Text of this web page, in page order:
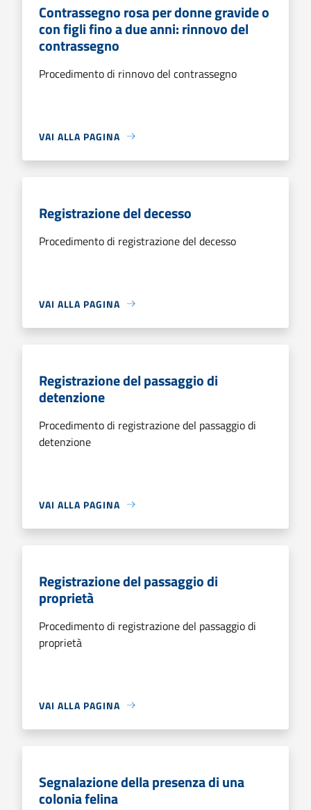
Contrassegno rosa per donne gravide o
con figli fino a due anni: rinnovo del
contrassegno
Procedimento di rinnovo del contrassegno
VAI ALLA PAGINA
Registrazione del decesso
Procedimento di registrazione del decesso
VAI ALLA PAGINA
Registrazione del passaggio di
detenzione
Procedimento di registrazione del passaggio di
detenzione
VAI ALLA PAGINA
Registrazione del passaggio di
proprietà
Procedimento di registrazione del passaggio di
proprietà
VAI ALLA PAGINA
Segnalazione della presenza di una
colonia felina